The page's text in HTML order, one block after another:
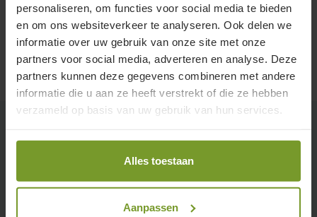
personaliseren, om functies voor social media te bieden
en om ons websiteverkeer te analyseren. Ook delen we
informatie over uw gebruik van onze site met onze
partners voor social media, adverteren en analyse. Deze
partners kunnen deze gegevens combineren met andere
informatie die u aan ze heeft verstrekt of die ze hebben
verzameld op basis van uw gebruik van hun services.
Alles toestaan
Aanpassen
Nieuwbouw Temse